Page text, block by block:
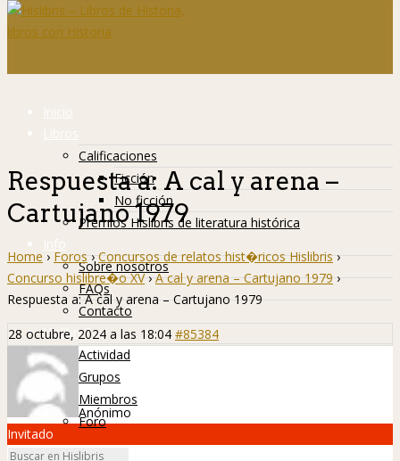
Inicio
Libros
Calificaciones
Ficción
No ficción
Premios Hislibris de literatura histórica
Info
Sobre nosotros
FAQs
Contacto
Hislibreños
Actividad
Grupos
Miembros
Foro
Respuesta a: A cal y arena –
Cartujano 1979
Home › Foros › Concursos de relatos hist�ricos Hislibris ›
Concurso hislibre�o XV › A cal y arena – Cartujano 1979 ›
Respuesta a: A cal y arena – Cartujano 1979
28 octubre, 2024 a las 18:04 #85384
Anónimo
Invitado